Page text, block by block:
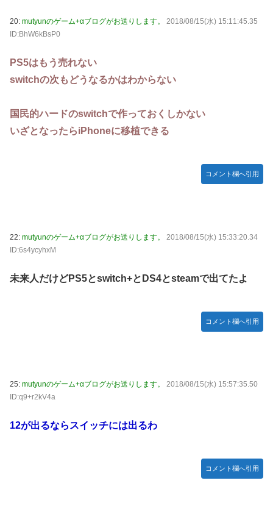
20: mutyunのゲーム+αブログがお送りします。
2018/08/15(水) 15:11:45.35
ID:BhW6kBsP0
PS5はもう売れない
switchの次もどうなるかはわからない
国民的ハードのswitchで作っておくしかない
いざとなったらiPhoneに移植できる
コメント欄へ引用
22: mutyunのゲーム+αブログがお送りします。
2018/08/15(水) 15:33:20.34
ID:6s4ycyhxM
未来人だけどPS5とswitch+とDS4とsteamで出てたよ
コメント欄へ引用
25: mutyunのゲーム+αブログがお送りします。
2018/08/15(水) 15:57:35.50
ID:q9+r2kV4a
12が出るならスイッチには出るわ
コメント欄へ引用